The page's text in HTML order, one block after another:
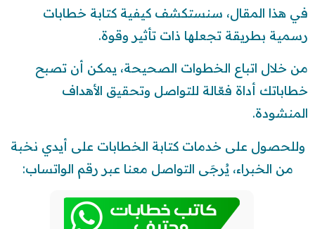
في هذا المقال، سنستكشف كيفية كتابة خطابات
رسمية بطريقة تجعلها ذات تأثير وقوة.
من خلال اتباع الخطوات الصحيحة، يمكن أن تصبح
خطاباتك أداة فعّالة للتواصل وتحقيق الأهداف
المنشودة.
وللحصول على خدمات كتابة الخطابات على أيدي نخبة
من الخبراء، يُرجَى التواصل معنا عبر رقم الواتساب: